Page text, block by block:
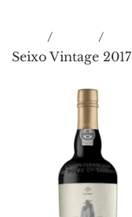
/ /
Seixo Vintage 2017